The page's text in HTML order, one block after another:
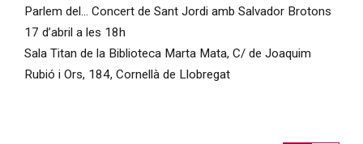
Parlem del... Concert de Sant Jordi amb Salvador Brotons
17 d’abril a les 18h
Sala Titan de la Biblioteca Marta Mata, C/ de Joaquim
Rubió i Ors, 184, Cornellà de Llobregat